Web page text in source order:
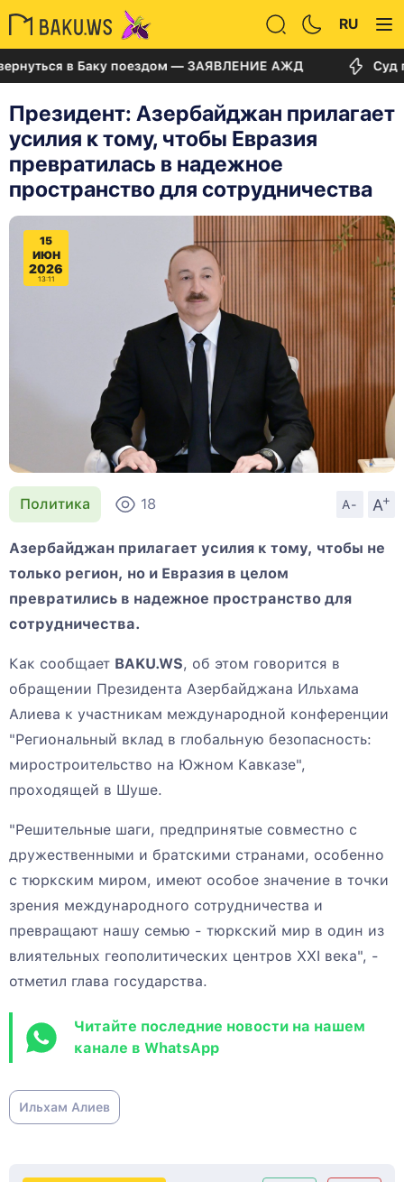
RU
в Баку поездом — ЗАЯВЛЕНИЕ АЖД Суд по
Президент: Азербайджан прилагает
усилия к тому, чтобы Евразия
превратилась в надежное
пространство для сотрудничества
15
ИЮН
2026
13:11
Политика 18 A- A
+
Азербайджан прилагает усилия к тому, чтобы не
только регион, но и Евразия в целом
превратились в надежное пространство для
сотрудничества.
Как сообщает BAKU.WS, об этом говорится в
обращении Президента Азербайджана Ильхама
Алиева к участникам международной конференции
"Региональный вклад в глобальную безопасность:
миростроительство на Южном Кавказе",
проходящей в Шуше.
"Решительные шаги, предпринятые совместно с
дружественными и братскими странами, особенно
с тюркским миром, имеют особое значение в точки
зрения международного сотрудничества и
превращают нашу семью - тюркский мир в один из
влиятельных геополитических центров XXI века", -
отметил глава государства.
Читайте последние новости на нашем
канале в WhatsApp
Ильхам Алиев